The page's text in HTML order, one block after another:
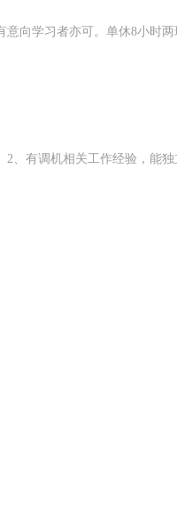
意向学习者亦可。单休8小时
2、有调机相关工作经验，能